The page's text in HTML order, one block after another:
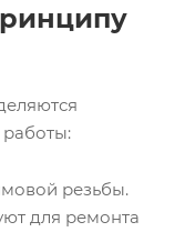
резьбы.
для ремонта